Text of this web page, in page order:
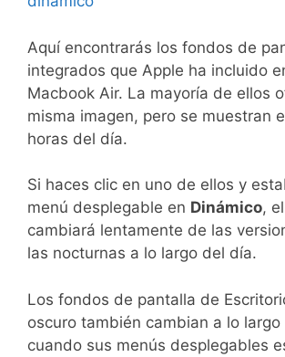
Aquí encontrarás los fondos de
integrados que Apple ha incluido
Macbook Air. La mayoría de ellos
misma imagen, pero se muestran
horas del día.
Si haces clic en uno de ellos y
menú desplegable en Dinámico,
cambiará lentamente de las
las nocturnas a lo largo del día.
Los fondos de pantalla de
oscuro también cambian a lo largo
cuando sus menús desplegables